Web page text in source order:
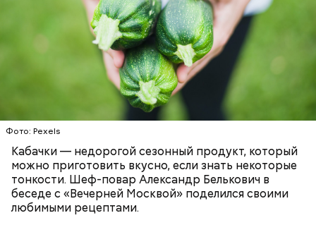
Фото: Pexels
Кабачки — недорогой сезонный продукт, который
можно приготовить вкусно, если знать некоторые
тонкости. Шеф-повар Александр Белькович в
беседе с «Вечерней Москвой» поделился своими
любимыми рецептами.
РЕЦЕПТЫ
Ингредиенты